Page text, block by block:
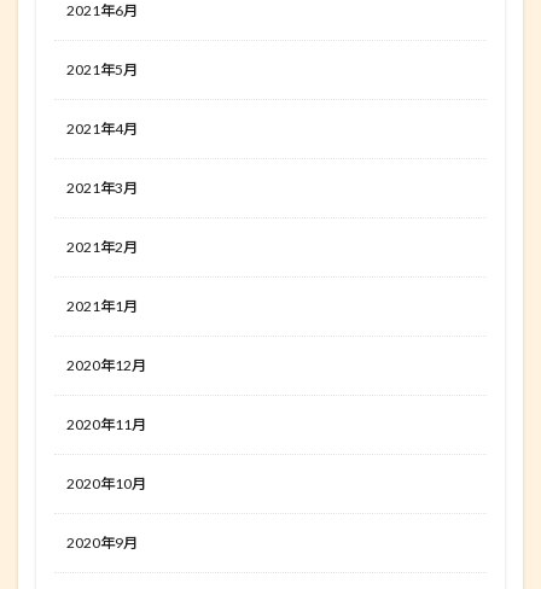
2021年6月
2021年5月
2021年4月
2021年3月
2021年2月
2021年1月
2020年12月
2020年11月
2020年10月
2020年9月